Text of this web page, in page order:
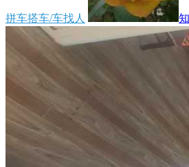
拼车搭车/车找人